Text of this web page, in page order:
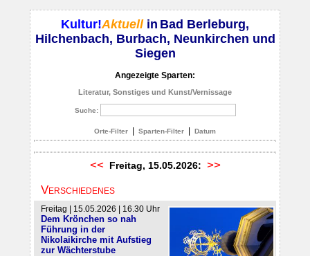
Kultur!Aktuellin Bad Berleburg,
Hilchenbach, Burbach, Neunkirchen und
Siegen
Angezeigte Sparten:
Literatur, Sonstiges und Kunst/Vernissage
Suche:
Orte-Filter Sparten-Filter Datum
<< Freitag, 15.05.2026: >>
Verschiedenes
Freitag | 15.05.2026 | 16.30 Uhr
Dem Krönchen so nah
Führung in der
Nikolaikirche mit Aufstieg
zur Wächterstube